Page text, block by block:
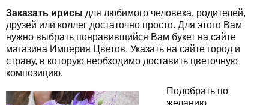
Заказать ирисы для любимого человека, родителей,
друзей или коллег достаточно просто. Для этого Вам
нужно выбрать понравившийся Вам букет на сайте
магазина Империя Цветов. Указать на сайте город и
страну, в которую необходимо доставить цветочную
композицию.
Подобрать по
желанию